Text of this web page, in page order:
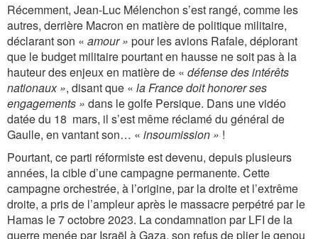
Récemment, Jean-Luc Mélenchon s’est rangé, comme les
autres, derrière Macron en matière de politique militaire,
déclarant son « amour » pour les avions Rafale, déplorant
que le budget militaire pourtant en hausse ne soit pas à la
hauteur des enjeux en matière de « défense des intérêts
nationaux », disant que « la France doit honorer ses
engagements » dans le golfe Persique. Dans une vidéo
datée du 18 mars, il s’est même réclamé du général de
Gaulle, en vantant son… « insoumission » !
Pourtant, ce parti réformiste est devenu, depuis plusieurs
années, la cible d’une campagne permanente. Cette
campagne orchestrée, à l’origine, par la droite et l’extrême
droite, a pris de l’ampleur après le massacre perpétré par le
Hamas le 7 octobre 2023. La condamnation par LFI de la
guerre menée par Israël à Gaza, son refus de plier le genou